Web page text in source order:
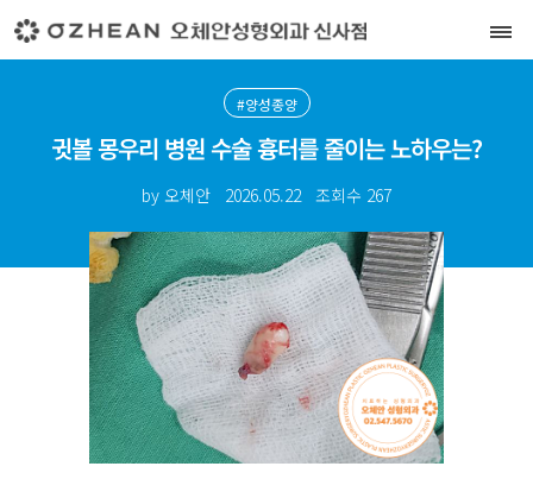
#양성종양
귓볼 몽우리 병원 수술 흉터를 줄이는 노하우는?
by 오체안 2026.05.22 조회수 267